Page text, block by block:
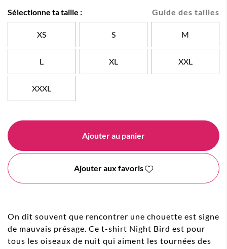
Guide des tailles
Sélectionne ta taille :
XS S M
L XL XXL
XXXL
Ajouter au panier
Ajouter aux favoris
On dit souvent que rencontrer une chouette est signe
de mauvais présage. Ce t-shirt Night Bird est pour
tous les oiseaux de nuit qui aiment les tournées des